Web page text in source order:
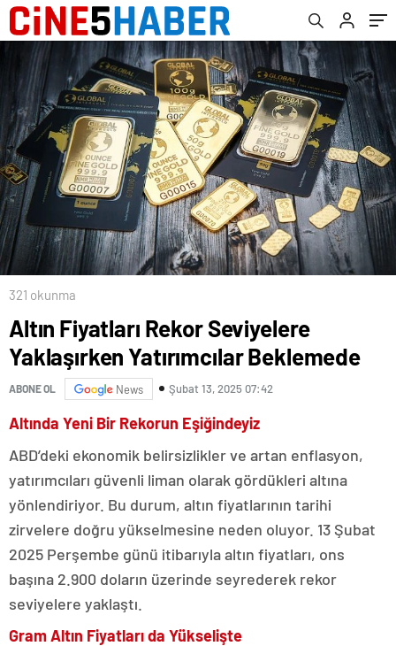
321 okunma
Altın Fiyatları Rekor Seviyelere
Yaklaşırken Yatırımcılar Beklemede
ABONE OL News Şubat 13, 2025 07:42
Altında Yeni Bir Rekorun Eşiğindeyiz
ABD’deki ekonomik belirsizlikler ve artan enflasyon,
yatırımcıları güvenli liman olarak gördükleri altına
yönlendiriyor. Bu durum, altın fiyatlarının tarihi
zirvelere doğru yükselmesine neden oluyor. 13 Şubat
2025 Perşembe günü itibarıyla altın fiyatları, ons
başına 2.900 doların üzerinde seyrederek rekor
seviyelere yaklaştı.
Gram Altın Fiyatları da Yükselişte